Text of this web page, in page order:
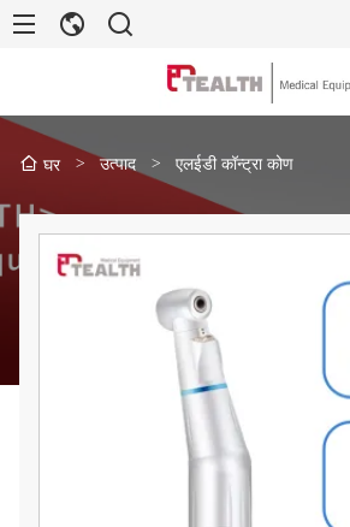
घर > उत्पाद > एलईडी कॉन्ट्रा कोण